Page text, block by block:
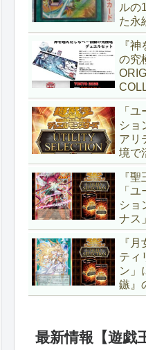
ルの
た永
差別
効
です
ド。
『
の究
3回
耐
敵！
イズ
戯王
「
ショ
アリ
境で
イク
『
ナ
ど、
～。
『
「
ショ
ナス
ーが
砕
れて
の2
てい
『
ティ
ン」
鏃』
選出
無
穴の
最新情報【遊戯